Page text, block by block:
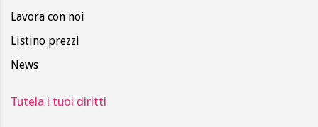
Lavora con noi
Listino prezzi
News
Tutela i tuoi diritti